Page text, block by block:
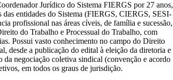
Jurídico do Sistema FIERGS por 27 anos,
entidades do Sistema (FIERGS, CIERGS, SESI-
profissional nas áreas cíveis, de família e sucessão,
do Trabalho e Processual do Trabalho, com
Possui vasto conhecimento no campo do Direito
desde a publicação do edital à eleição da diretoria e
da negociação coletiva sindical (convenção e acordo
em todos os graus de jurisdição.